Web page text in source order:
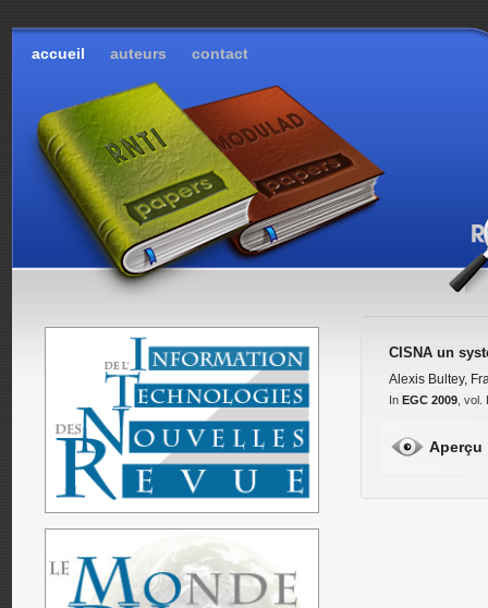
accueil auteurs contact
CISNA un
Alexis Bultey,
In EGC 2009, vol.
Aperçu